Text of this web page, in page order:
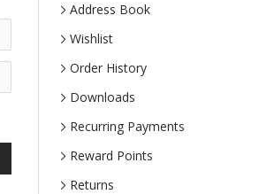
Address Book
Wishlist
Order History
Downloads
Recurring Payments
Reward Points
Returns